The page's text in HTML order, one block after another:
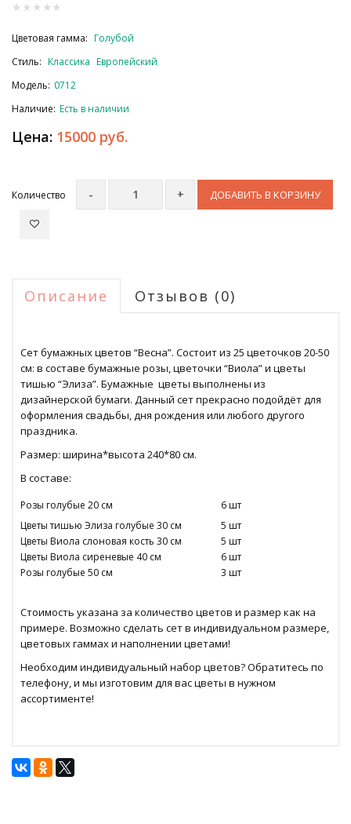
Цветовая гамма: Голубой
Стиль: Классика Европейский
Модель: 0712
Наличие: Есть в наличии
Цена: 15000 руб.
Количество ДОБАВИТЬ В КОРЗИНУ
Описание Отзывов (0)
Сет бумажных цветов “Весна”. Состоит из 25 цветочков 20-50
см: в составе бумажные розы, цветочки “Виола” и цветы
тишью “Элиза”. Бумажные цветы выполнены из
дизайнерской бумаги. Данный сет прекрасно подойдёт для
оформления свадьбы, дня рождения или любого другого
праздника.
Размер: ширина*высота 240*80 см.
В составе:
Розы голубые 20 см
6 шт
Цветы тишью Элиза голубые 30 см
5 шт
Цветы Виола слоновая кость 30 см
5 шт
Цветы Виола сиреневые 40 см
6 шт
Розы голубые 50 см
3 шт
Стоимость указана за количество цветов и размер как на
примере. Возможно сделать сет в индивидуальном размере,
цветовых гаммах и наполнении цветами!
Необходим индивидуальный набор цветов? Обратитесь по
телефону, и мы изготовим для вас цветы в нужном
ассортименте!